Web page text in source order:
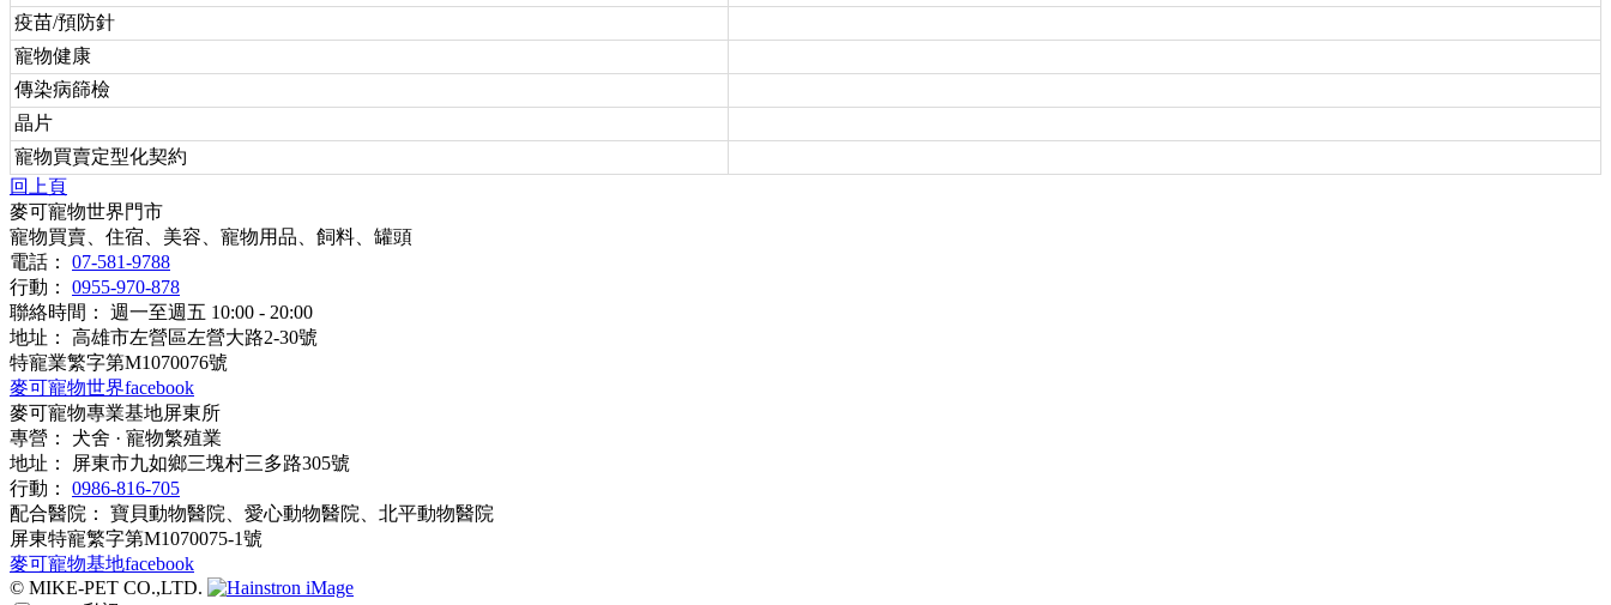
疫苗/預防針
寵物健康
傳染病篩檢
晶片
寵物買賣定型化契約
回上頁
麥可寵物世界門市
寵物買賣、住宿、美容、寵物用品、飼料、罐頭
電話： 07-581-9788
行動： 0955-970-878
聯絡時間： 週一至週五 10:00 - 20:00
地址： 高雄市左營區左營大路2-30號
特寵業繁字第M1070076號
麥可寵物世界facebook
麥可寵物專業基地屏東所
專營： 犬舍 · 寵物繁殖業
地址： 屏東市九如鄉三塊村三多路305號
行動： 0986-816-705
配合醫院： 寶貝動物醫院、愛心動物醫院、北平動物醫院
屏東特寵繁字第M1070075-1號
麥可寵物基地facebook
© MIKE-PET CO.,LTD.